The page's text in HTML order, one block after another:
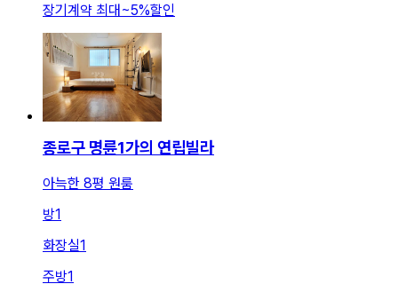
장기계약 최대~5%할인
종로구 명륜1가의 연립빌라
아늑한 8평 원룸
방1
화장실1
주방1